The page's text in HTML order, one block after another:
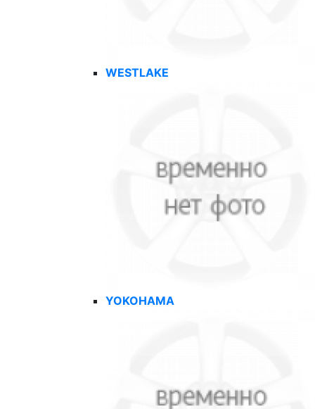
WESTLAKE
YOKOHAMA